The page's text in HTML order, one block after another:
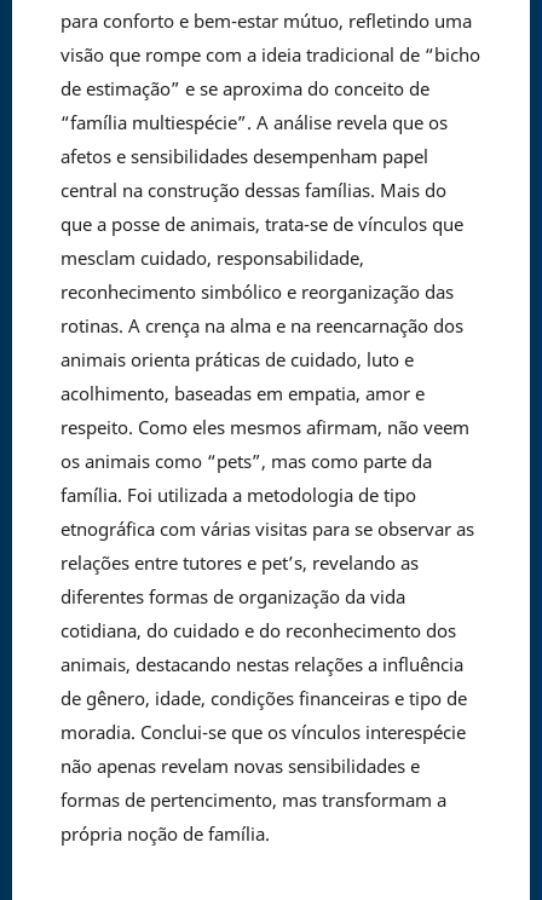
para conforto e bem-estar mútuo, refletindo uma
visão que rompe com a ideia tradicional de “bicho
de estimação” e se aproxima do conceito de
“família multiespécie”. A análise revela que os
afetos e sensibilidades desempenham papel
central na construção dessas famílias. Mais do
que a posse de animais, trata-se de vínculos que
mesclam cuidado, responsabilidade,
reconhecimento simbólico e reorganização das
rotinas. A crença na alma e na reencarnação dos
animais orienta práticas de cuidado, luto e
acolhimento, baseadas em empatia, amor e
respeito. Como eles mesmos afirmam, não veem
os animais como “pets”, mas como parte da
família. Foi utilizada a metodologia de tipo
etnográfica com várias visitas para se observar as
relações entre tutores e pet’s, revelando as
diferentes formas de organização da vida
cotidiana, do cuidado e do reconhecimento dos
animais, destacando nestas relações a influência
de gênero, idade, condições financeiras e tipo de
moradia. Conclui-se que os vínculos interespécie
não apenas revelam novas sensibilidades e
formas de pertencimento, mas transformam a
própria noção de família.